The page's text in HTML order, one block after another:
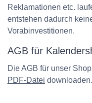
Reklamationen etc.
entstehen dadurch
Vorabinvestitionen.
AGB für
Die AGB für unser
PDF-Datei downloaden.